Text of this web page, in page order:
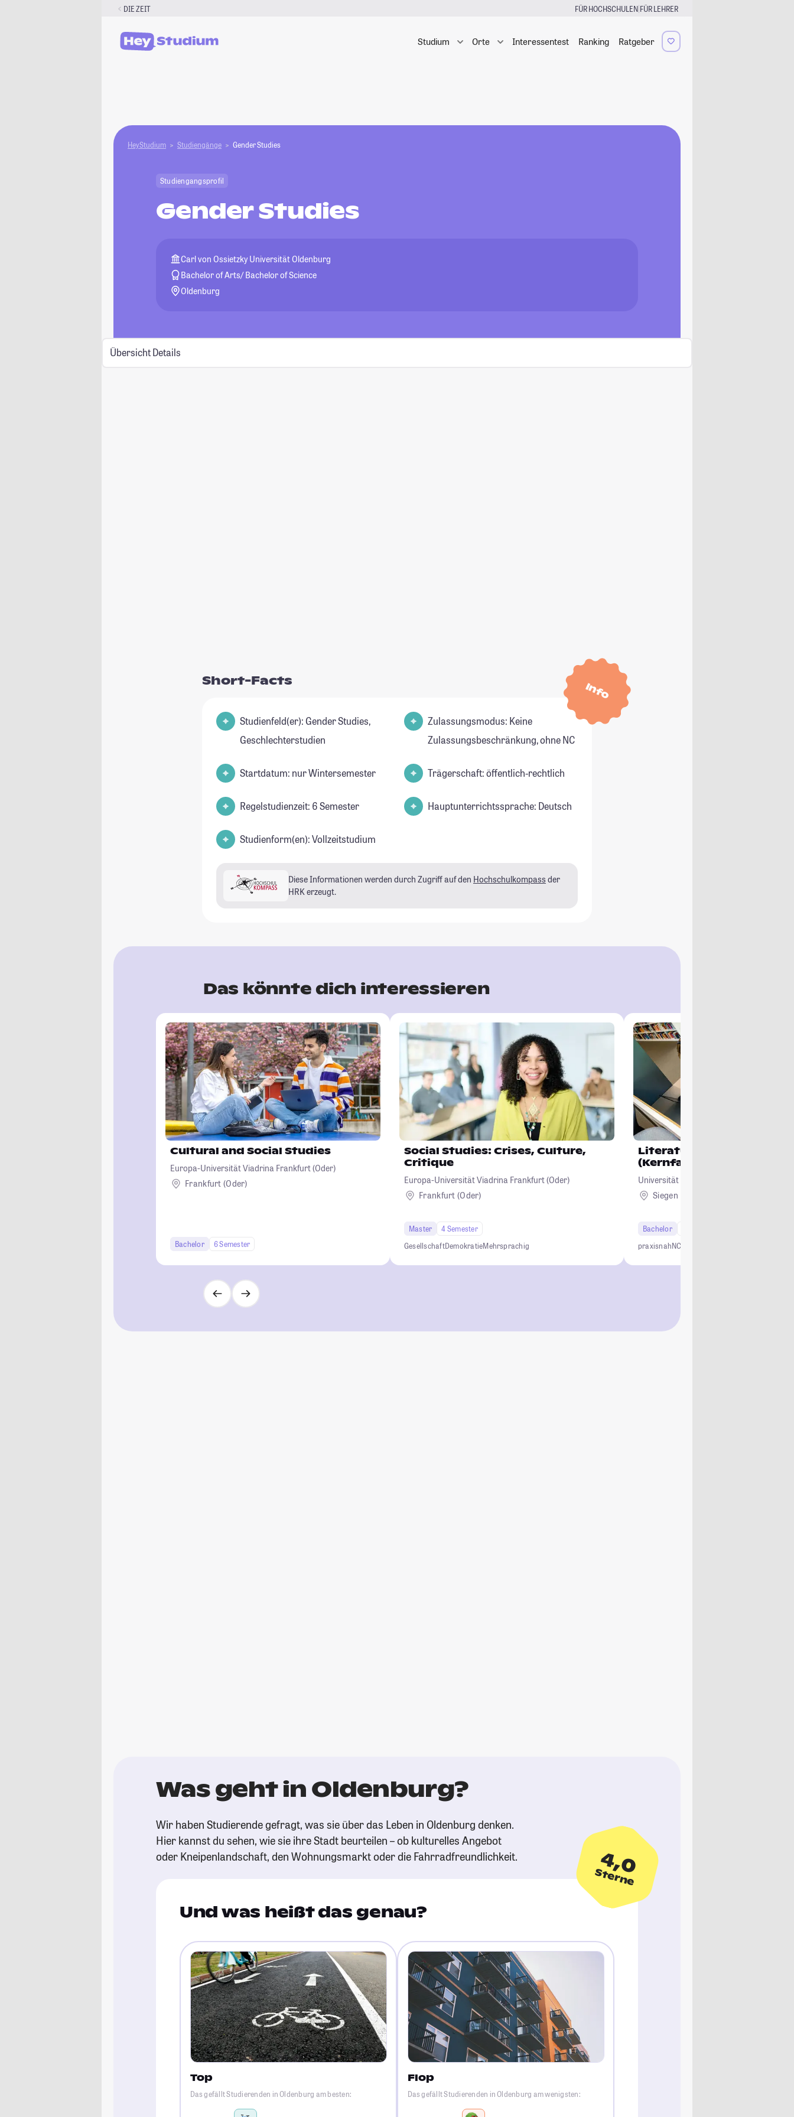
DIE ZEIT FÜR HOCHSCHULEN|FÜR LEHRER
Studium Orte Interessentest Ranking Ratgeber
HeyStudium Studiengänge Gender Studies
Studiengangsprofil
Gender Studies
Carl von Ossietzky Universität Oldenburg
Bachelor of Arts/ Bachelor of Science
Oldenburg
Übersicht Details
Info
Short-Facts
Studienfeld(er): Gender Studies,
Geschlechterstudien
Startdatum: nur Wintersemester
Regelstudienzeit: 6 Semester
Studienform(en): Vollzeitstudium
Zulassungsmodus: Keine
Zulassungsbeschränkung, ohne NC
Trägerschaft: öffentlich-rechtlich
Hauptunterrichtssprache: Deutsch
Diese Informationen werden durch Zugriff auf den Hochschulkompass der
HRK erzeugt.
Das könnte dich interessieren
Cultural and Social Studies
Europa-Universität Viadrina Frankfurt (Oder)
Frankfurt (Oder)
Bachelor 6 Semester
Social Studies: Crises, Culture,
Critique
Europa-Universität Viadrina Frankfurt (Oder)
Frankfurt (Oder)
Master
4 Semester
GesellschaftDemokratieMehrsprachig
Literatur, Kultur, Medien
(Kernfach)
Universität Siegen
Siegen
Bachelor
praxisnahNC-frei
Was geht in Oldenburg?
Wir haben Studierende gefragt, was sie über das Leben in Oldenburg denken.
Hier kannst du sehen, wie sie ihre Stadt beurteilen – ob kulturelles Angebot
oder Kneipenlandschaft, den Wohnungsmarkt oder die Fahrradfreundlichkeit.
4,0
Sterne
Und was heißt das genau?
Top
Das gefällt Studierenden in Oldenburg am besten:
Flop
Das gefällt Studierenden in Oldenburg am wenigsten: